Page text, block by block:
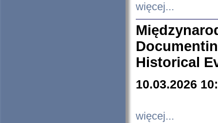
więcej...
Historical
10.03.2026
więcej...